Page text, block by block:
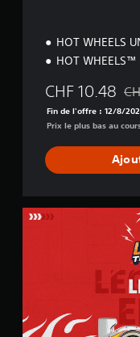
HOT WHEELS
HOT
CHF 10.48
Fin de l'offre : 12/8/
Prix le plus bas au
r
y